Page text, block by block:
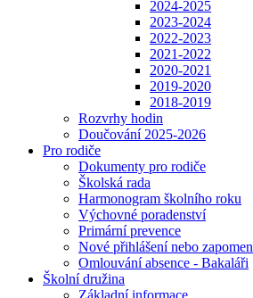
2024-2025
2023-2024
2022-2023
2021-2022
2020-2021
2019-2020
2018-2019
Rozvrhy hodin
Doučování 2025-2026
Pro rodiče
Dokumenty pro rodiče
Školská rada
Harmonogram školního roku
Výchovné poradenství
Primární prevence
Nové přihlášení nebo
Omlouvání absence - Bakaláři
Školní družina
Základní informace